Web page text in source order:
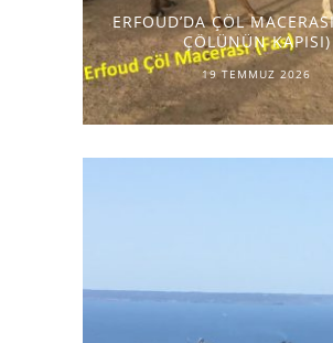
ERFOUD’DA ÇÖL
ÇÖLÜNÜN KAPISI)
19 TEMMUZ 2026